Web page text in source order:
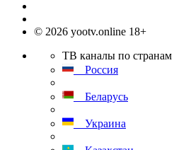
© 2026 yootv.online 18+
ТВ каналы по странам
Россия
Беларусь
Украина